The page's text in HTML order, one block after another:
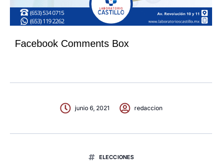
Facebook Comments Box
junio 6, 2021 redaccion
ELECCIONES